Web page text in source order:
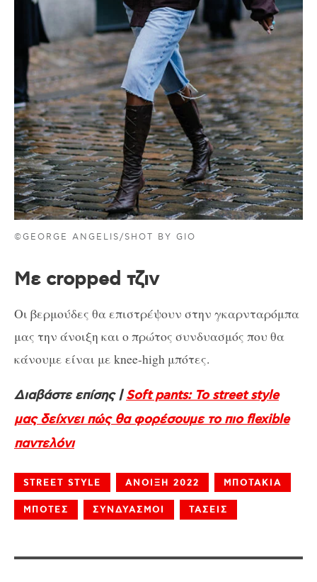
©GEORGE ANGELIS/SHOT BY GIO
Με cropped τζιν
Οι βερμούδες θα επιστρέψουν στην γκαρνταρόμπα
μας την άνοιξη και ο πρώτος συνδυασμός που θα
κάνουμε είναι με knee-high μπότες.
Διαβάστε επίσης |Soft pants: Το street style
μας δείχνει πώς θα φορέσουμε το πιο flexible
παντελόνι
STREET STYLE ΑΝΟΙΞΗ 2022 ΜΠΟΤΑΚΙΑ
ΜΠΟΤΕΣ ΣΥΝΔΥΑΣΜΟΙ ΤΑΣΕΙΣ